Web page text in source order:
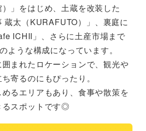
）」をはじめ、土蔵を改装した
蔵太（KURAFUTO）」、裏庭に
ICHII」、さらに土産市場まで
ような構成になっています。
まれたロケーションで、観光や
寄るのにもぴったり。
るエリアもあり、食事や散策を
るスポットです◎